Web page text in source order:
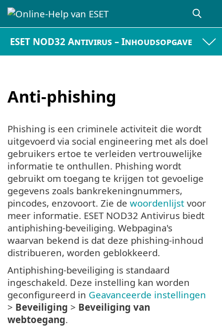
ESET NOD32 Antivirus – Inhoudsopgave
Anti-phishing
Phishing is een criminele activiteit die wordt
uitgevoerd via social engineering met als doel
gebruikers ertoe te verleiden vertrouwelijke
informatie te onthullen. Phishing wordt
gebruikt om toegang te krijgen tot gevoelige
gegevens zoals bankrekeningnummers,
pincodes, enzovoort. Zie de woordenlijst voor
meer informatie. ESET NOD32 Antivirus biedt
antiphishing-beveiliging. Webpagina's
waarvan bekend is dat deze phishing-inhoud
distribueren, worden geblokkeerd.
Antiphishing-beveiliging is standaard
ingeschakeld. Deze instelling kan worden
geconfigureerd in Geavanceerde instellingen
> Beveiliging > Beveiliging van
webtoegang.